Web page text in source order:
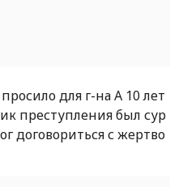
для г-на А 10 лет
преступления был сур
договориться с жертво